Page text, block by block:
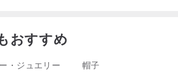
おすすめ
・ジュエリー 帽子